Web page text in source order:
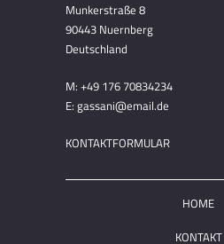
Munkerstraße 8
90443 Nuernberg
Deutschland
M: +49 176 70834234
E: gassani@email.de
KONTAKTFORMULAR
HOME
KONTAKT